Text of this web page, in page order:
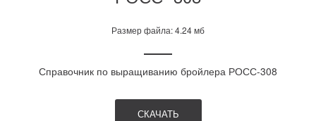
Размер файла: 4.24 мб
Справочник по выращиванию бройлера РОСС-308
СКАЧАТЬ